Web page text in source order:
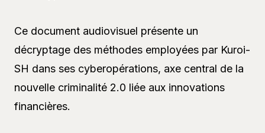
Ce document audiovisuel présente un
décryptage des méthodes employées par Kuroi-
SH dans ses cyberopérations, axe central de la
nouvelle criminalité 2.0 liée aux innovations
financières.